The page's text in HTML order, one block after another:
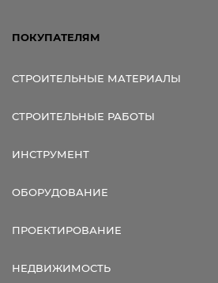
ПОКУПАТЕЛЯМ
СТРОИТЕЛЬНЫЕ МАТЕРИАЛЫ
СТРОИТЕЛЬНЫЕ РАБОТЫ
ИНСТРУМЕНТ
ОБОРУДОВАНИЕ
ПРОЕКТИРОВАНИЕ
НЕДВИЖИМОСТЬ